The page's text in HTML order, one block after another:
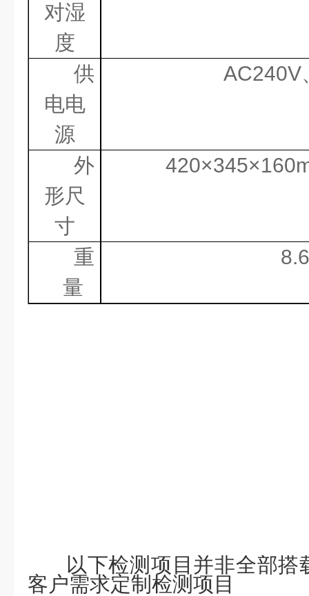
对湿
度
供
电电
源
AC240V
外
形尺
寸
420×345×
重
量
以下检测项目并非全部搭
客户需求定制检测项目